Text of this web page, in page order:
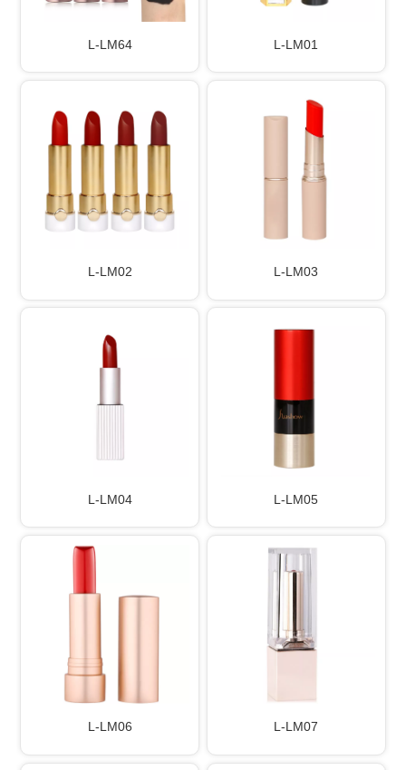
L-LM64 L-LM01
L-LM02 L-LM03
L-LM04 L-LM05
L-LM06 L-LM07